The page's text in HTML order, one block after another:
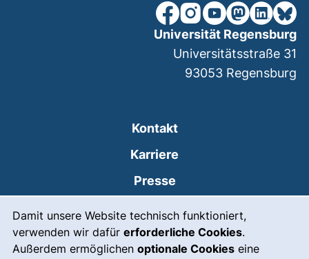
Damit unsere Website technisch funktioniert,
verwenden wir dafür erforderliche Cookies.
Außerdem ermöglichen optionale Cookies eine
unsere Facebook-Seite
unsere Instagram-
unsere YouTube-
unsereunsere
Kontakt
Karriere
Presse
Leichte Sprache
Universität Regensburg
Universitätsstraße 31
93053 Regensburg